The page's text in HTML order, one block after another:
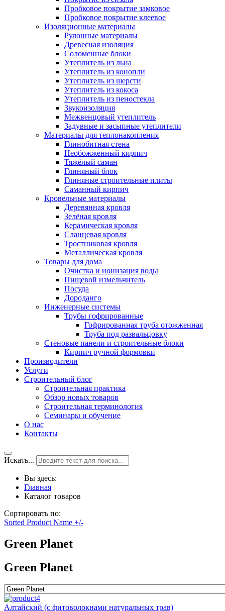
Пробковое покрытие замковое
Пробковое покрытие клеевое
Изоляционные материалы
Рулонные материалы
Древесная изоляция
Соломенные блоки
Утеплитель из льна
Утеплитель из конопли
Утеплитель из шерсти
Утеплитель из кокоса
Утеплитель из пеностекла
Звукоизоляция
Межвенцовый утеплитель
Задувные и засыпные утеплители
Материалы для теплонакопления
Глинобитная стена
Необожженный кирпич
Тяжёлый саман
Глиняный блок
Глиняные строительные плиты
Саманный кирпич
Кровельные материалы
Деревянная кровля
Зелёная кровля
Керамическая кровля
Сланцевая кровля
Тростниковая кровля
Металлическая кровля
Товары для дома
Очистка и ионизация воды
Пищевой измельчитель
Посуда
Дороданго
Инженерные системы
Трубы гофрированные
Гофрированная труба отожженная
Труба под развальцовку
Стеновые панели и строительные блоки
Кирпич ручной формовки
Производители
Услуги
Строительный блог
Строительная практика
Обзор новых товаров
Строительная терминология
Семинары и обучение
О нас
Контакты
Искать...
Вы здесь:
Главная
Каталог товаров
Сортировать по:
Sorted Product Name +/-
Green Planet
Green Planet
Алтайский (с фитоволокнами натуральных трав)